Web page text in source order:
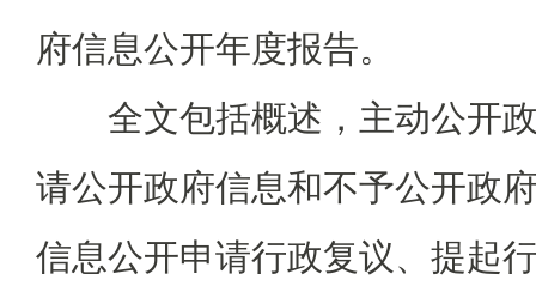
府信息公开年度报告。
全文包括概述，主动公开政
请公开政府信息和不予公开政
信息公开申请行政复议、提起